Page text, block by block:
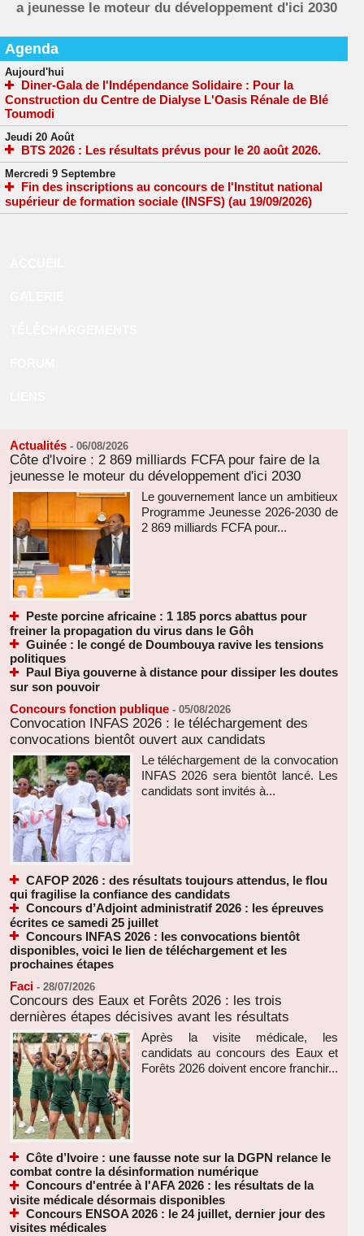
a jeunesse le moteur du développement d'ici 2030
Agenda
Aujourd'hui
Diner-Gala de l'Indépendance Solidaire : Pour la
Construction du Centre de Dialyse L'Oasis Rénale de Blé
Toumodi
Jeudi 20 Août
BTS 2026 : Les résultats prévus pour le 20 août 2026.
Mercredi 9 Septembre
Fin des inscriptions au concours de l'Institut national
supérieur de formation sociale (INSFS) (au 19/09/2026)
Actualités - 06/08/2026
Côte d'Ivoire : 2 869 milliards FCFA pour faire de la
jeunesse le moteur du développement d'ici 2030
Le gouvernement lance un ambitieux
Programme Jeunesse 2026-2030 de
2 869 milliards FCFA pour...
Peste porcine africaine : 1 185 porcs abattus pour
freiner la propagation du virus dans le Gôh
Guinée : le congé de Doumbouya ravive les tensions
politiques
Paul Biya gouverne à distance pour dissiper les doutes
sur son pouvoir
Concours fonction publique - 05/08/2026
Convocation INFAS 2026 : le téléchargement des
convocations bientôt ouvert aux candidats
Le téléchargement de la convocation
INFAS 2026 sera bientôt lancé. Les
candidats sont invités à...
CAFOP 2026 : des résultats toujours attendus, le flou
qui fragilise la confiance des candidats
Concours d’Adjoint administratif 2026 : les épreuves
écrites ce samedi 25 juillet
Concours INFAS 2026 : les convocations bientôt
disponibles, voici le lien de téléchargement et les
prochaines étapes
Faci - 28/07/2026
Concours des Eaux et Forêts 2026 : les trois
dernières étapes décisives avant les résultats
Après la visite médicale, les
candidats au concours des Eaux et
Forêts 2026 doivent encore franchir...
Côte d’Ivoire : une fausse note sur la DGPN relance le
combat contre la désinformation numérique
Concours d'entrée à l'AFA 2026 : les résultats de la
visite médicale désormais disponibles
Concours ENSOA 2026 : le 24 juillet, dernier jour des
visites médicales